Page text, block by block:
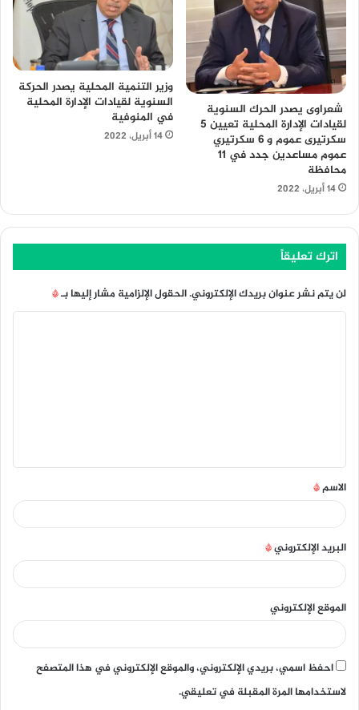
شعراوى يصدر الحرك السنوية
لقيادات الإدارة المحلية تعيين 5
سكرتيرى عموم و 6 سكرتيري
عموم مساعدين جدد في 11
محافظة
14 أبريل، 2022
وزير التنمية المحلية يصدر الحركة
السنوية لقيادات الإدارة المحلية
في المنوفية
14 أبريل، 2022
اترك تعليقاً
لن يتم نشر عنوان بريدك الإلكتروني.الحقول الإلزامية مشار إليها بـ*
ق
*
الاسم*
البريد الإلكتروني*
الموقع الإلكتروني
احفظ اسمي، بريدي الإلكتروني، والموقع الإلكتروني في هذا المتصفح
لاستخدامها المرة المقبلة في تعليقي.